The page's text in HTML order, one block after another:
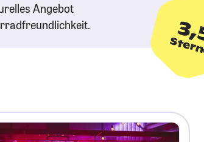
Angebot